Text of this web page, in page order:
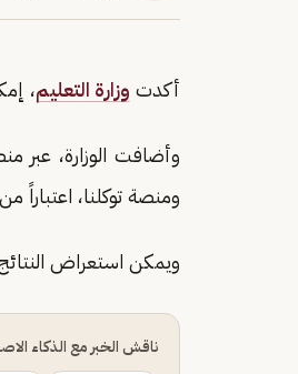
أكدت وزارة التعليم،
وأضافت الوزارة، عبر
ومنصة توكلنا، اعتباراً من يوم الاثنين 7 محرم
ويمكن استعراض النتائج
ناقش الخبر مع الذكاء